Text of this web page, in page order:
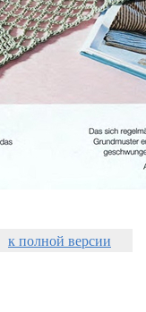
к полной версии